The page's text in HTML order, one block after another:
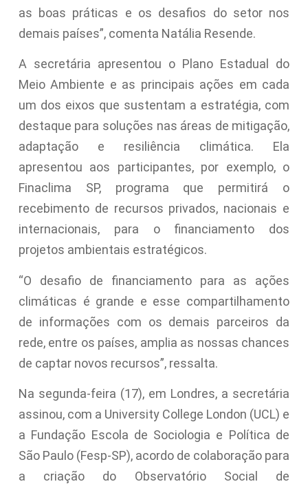
as boas práticas e os desafios do setor nos
demais países”, comenta Natália Resende.
A secretária apresentou o Plano Estadual do
Meio Ambiente e as principais ações em cada
um dos eixos que sustentam a estratégia, com
destaque para soluções nas áreas de mitigação,
adaptação e resiliência climática. Ela
apresentou aos participantes, por exemplo, o
Finaclima SP, programa que permitirá o
recebimento de recursos privados, nacionais e
internacionais, para o financiamento dos
projetos ambientais estratégicos.
“O desafio de financiamento para as ações
climáticas é grande e esse compartilhamento
de informações com os demais parceiros da
rede, entre os países, amplia as nossas chances
de captar novos recursos”, ressalta.
Na segunda-feira (17), em Londres, a secretária
assinou, com a University College London (UCL) e
a Fundação Escola de Sociologia e Política de
São Paulo (Fesp-SP), acordo de colaboração para
a criação do Observatório Social de